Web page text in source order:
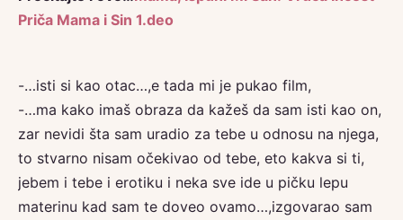
Priča Mama i Sin 1.deo
-…isti si kao otac…,e tada mi je pukao film,
-…ma kako imaš obraza da kažeš da sam isti kao on,
zar nevidi šta sam uradio za tebe u odnosu na njega,
to stvarno nisam očekivao od tebe, eto kakva si ti,
jebem i tebe i erotiku i neka sve ide u pičku lepu
materinu kad sam te doveo ovamo…,izgovarao sam